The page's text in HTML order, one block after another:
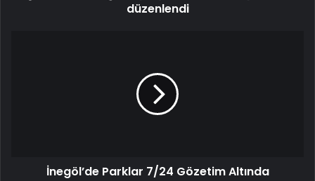
düzenlendi
İnegöl’de Parklar 7/24 Gözetim Altında